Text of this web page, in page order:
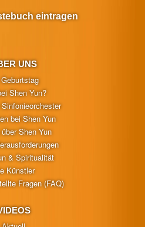
UNS
Shen Yun?
bei Shen Yun
Shen Yun
& Spiritualität
Künstler
Fragen (FAQ)
eintragen